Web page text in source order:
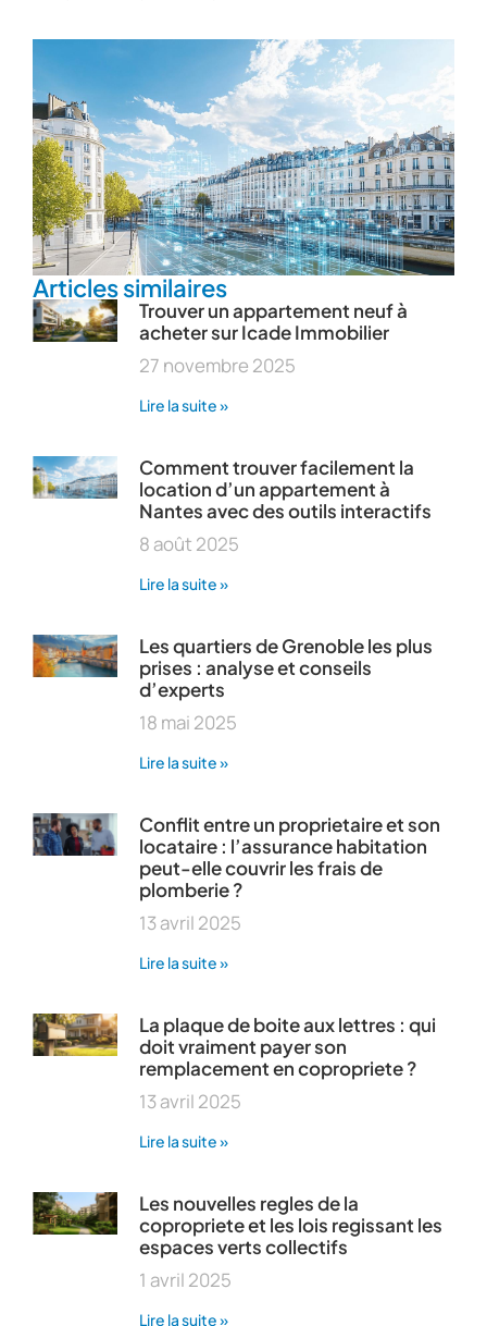
Articles similaires
Trouver un appartement neuf à
acheter sur Icade Immobilier
27 novembre 2025
Lire la suite »
Comment trouver facilement la
location d’un appartement à
Nantes avec des outils interactifs
8 août 2025
Lire la suite »
Les quartiers de Grenoble les plus
prises : analyse et conseils
d’experts
18 mai 2025
Lire la suite »
Conflit entre un proprietaire et son
locataire : l’assurance habitation
peut-elle couvrir les frais de
plomberie ?
13 avril 2025
Lire la suite »
La plaque de boite aux lettres : qui
doit vraiment payer son
remplacement en copropriete ?
13 avril 2025
Lire la suite »
Les nouvelles regles de la
copropriete et les lois regissant les
espaces verts collectifs
1 avril 2025
Lire la suite »